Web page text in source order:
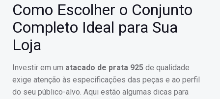
Como Escolher o Conjunto
Completo Ideal para Sua
Loja
Investir em um atacado de prata 925 de qualidade
exige atenção às especificações das peças e ao perfil
do seu público-alvo. Aqui estão algumas dicas para